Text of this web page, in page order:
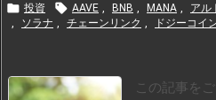
 投資  AAVE , BNB , MANA , アル
,
ソラナ , チェーンリンク , ドジーコイ
この記事を